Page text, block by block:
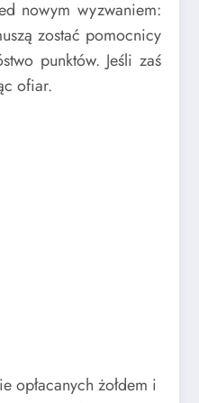
nowym wyzwaniem:
zostać pomocnicy
punktów. Jeśli zaś
ofiar.
żołdem i